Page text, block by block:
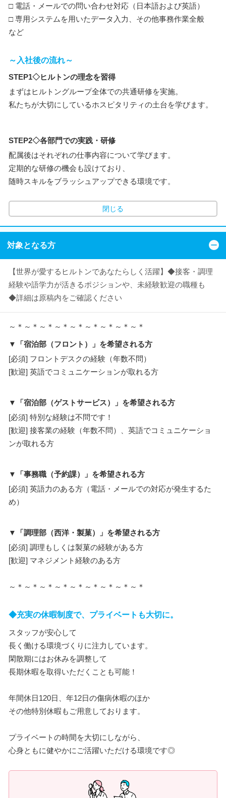
□ 電話・メールでの問い合わせ対応（日本語および英語）
□ 専用システムを用いたデータ入力、その他事務作業全般
など
～入社後の流れ～
STEP1◇ヒルトンの理念を習得
まずはヒルトングループ全体での共通研修を実施。
私たちが大切にしているホスピタリティの土台を学びます。
STEP2◇各部門での実践・研修
配属後はそれぞれの仕事内容について学びます。
定期的な研修の機会も設けており、
随時スキルをブラッシュアップできる環境です。
閉じる
対象となる方
【世界が愛するヒルトンであなたらしく活躍】◆接客・調理
経験や語学力が活きるポジションや、未経験歓迎の職種も
◆詳細は原稿内をご確認ください
～＊～＊～＊～＊～＊～＊～＊～＊～＊
▼「宿泊部（フロント）」を希望される方
[必須] フロントデスクの経験（年数不問）
[歓迎] 英語でコミュニケーションが取れる方
▼「宿泊部（ゲストサービス）」を希望される方
[必須] 特別な経験は不問です！
[歓迎] 接客業の経験（年数不問）、英語でコミュニケーショ
ンが取れる方
▼「事務職（予約課）」を希望される方
[必須] 英語力のある方（電話・メールでの対応が発生するた
め）
▼「調理部（西洋・製菓）」を希望される方
[必須] 調理もしくは製菓の経験がある方
[歓迎] マネジメント経験のある方
～＊～＊～＊～＊～＊～＊～＊～＊～＊
◆充実の休暇制度で、プライベートも大切に。
スタッフが安心して
長く働ける環境づくりに注力しています。
閑散期にはお休みを調整して
長期休暇を取得いただくことも可能！
年間休日120日、年12日の傷病休暇のほか
その他特別休暇もご用意しております。
プライベートの時間を大切にしながら、
心身ともに健やかにご活躍いただける環境です◎